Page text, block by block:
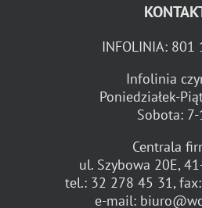
INFOLINIA: 801
Infolinia
Poniedziałek-
Sobota: 7-
Centrala
ul. Szybowa 20E,
tel.: 32 278 45 31, fax:
e-mail: